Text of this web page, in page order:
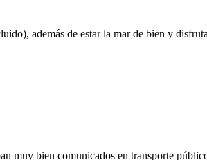
además de estar la mar de bien y
muy bien comunicados en transporte